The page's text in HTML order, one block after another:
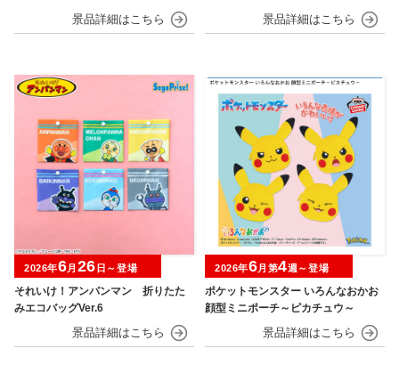
それいけ！アンパンマン 折りたた
みエコバッグVer.6
2026年6月 26 日～登場
ポケットモンスター いろんなおかお
顔型ミニポーチ～ピカチュウ～
2026年6月第4週～登場